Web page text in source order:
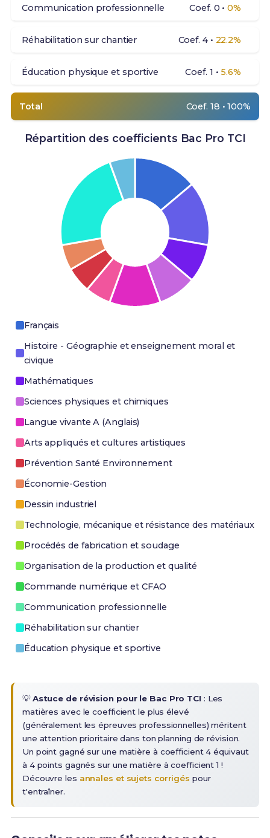
Communication professionnelle Coef. 0 •0%
Réhabilitation sur chantier Coef. 4 • 22.2%
Éducation physique et sportive Coef. 1 •5.6%
Total Coef. 18 • 100%
Répartition des coefficients Bac Pro TCI
Français
Histoire - Géographie et enseignement moral et
civique
Mathématiques
Sciences physiques et chimiques
Langue vivante A (Anglais)
Arts appliqués et cultures artistiques
Prévention Santé Environnement
Économie-Gestion
Dessin industriel
Technologie, mécanique et résistance des matériaux
Procédés de fabrication et soudage
Organisation de la production et qualité
Commande numérique et CFAO
Communication professionnelle
Réhabilitation sur chantier
Éducation physique et sportive
💡Astuce de révision pour le Bac Pro TCI: Les
matières avec le coefficient le plus élevé
(généralement les épreuves professionnelles) méritent
une attention prioritaire dans ton planning de révision.
Un point gagné sur une matière à coefficient 4 équivaut
à 4 points gagnés sur une matière à coefficient 1 !
Découvre les annales et sujets corrigés pour
t'entraîner.